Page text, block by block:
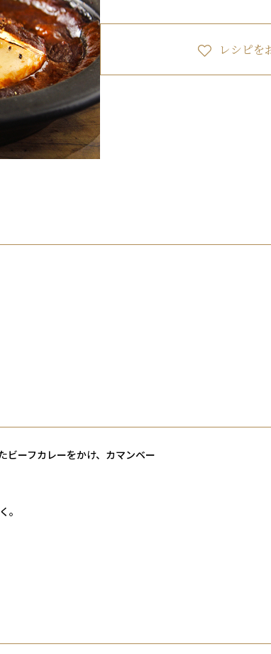
レシピを
ビーフカレーをかけ、カマンベー
。